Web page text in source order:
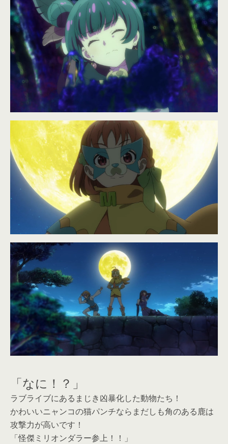
「なに！？」
ラブライブにあるまじき凶暴化した動物たち！
かわいいニャンコの猫パンチならまだしも角のある鹿は
攻撃力が高いです！
「怪傑ミリオンダラー参上！！」